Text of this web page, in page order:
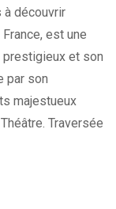
à découvrir
est une
et son
par son
majestueux
Traversée